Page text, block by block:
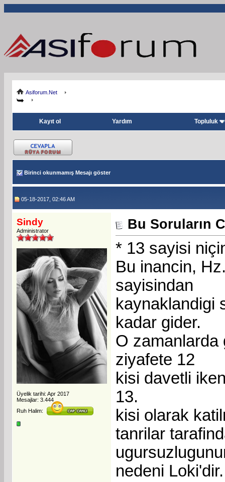
Asiforum.Net
Kayıt ol Yardım Topluluk
Birinci okunmamış Mesajı göster
05-18-2017, 02:46 AM
Sindy
Administrator
Üyelik tarihi: Apr 2017
Mesajlar: 3.444
Ruh Halim:
Bu Soruların
* 13 sayisi
Bu inancin,
sayisindan
kaynaklandigi
kadar gider.
O zamanlarda
ziyafete 12
kisi davetli
13.
kisi olarak
tanrilar
nedeni Loki'dir.